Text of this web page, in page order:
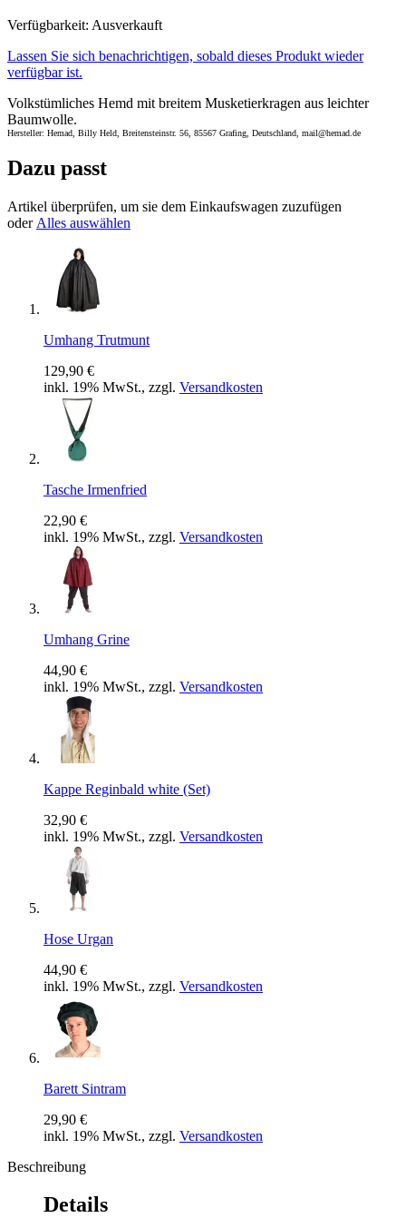
Verfügbarkeit: Ausverkauft
Lassen Sie sich benachrichtigen, sobald dieses Produkt wieder
verfügbar ist.
Volkstümliches Hemd mit breitem Musketierkragen aus leichter
Baumwolle.
Hersteller: Hemad, Billy Held, Breitensteinstr. 56, 85567 Grafing, Deutschland, mail@hemad.de
Dazu passt
Artikel überprüfen, um sie dem Einkaufswagen zuzufügen
oder Alles auswählen
Umhang Trutmunt
129,90 €
inkl. 19% MwSt., zzgl. Versandkosten
Tasche Irmenfried
22,90 €
inkl. 19% MwSt., zzgl. Versandkosten
Umhang Grine
44,90 €
inkl. 19% MwSt., zzgl. Versandkosten
Kappe Reginbald white (Set)
32,90 €
inkl. 19% MwSt., zzgl. Versandkosten
Hose Urgan
44,90 €
inkl. 19% MwSt., zzgl. Versandkosten
Barett Sintram
29,90 €
inkl. 19% MwSt., zzgl. Versandkosten
Beschreibung
Details